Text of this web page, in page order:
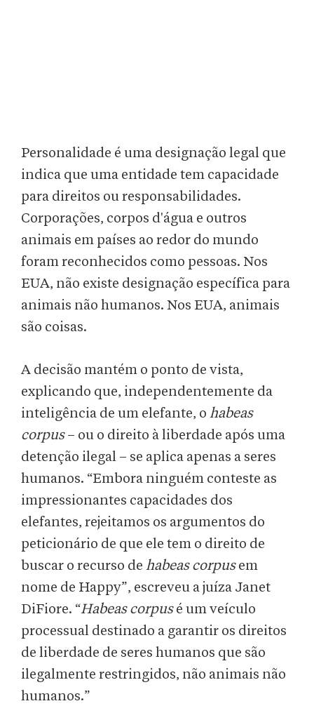
Personalidade é uma designação legal que
indica que uma entidade tem capacidade
para direitos ou responsabilidades.
Corporações, corpos d'água e outros
animais em países ao redor do mundo
foram reconhecidos como pessoas. Nos
EUA, não existe designação específica para
animais não humanos. Nos EUA, animais
são coisas.
A decisão mantém o ponto de vista,
explicando que, independentemente da
inteligência de um elefante, o habeas
corpus– ou o direito à liberdade após uma
detenção ilegal – se aplica apenas a seres
humanos. “Embora ninguém conteste as
impressionantes capacidades dos
elefantes, rejeitamos os argumentos do
peticionário de que ele tem o direito de
buscar o recurso de habeas corpusem
nome de Happy”, escreveu a juíza Janet
DiFiore. “Habeas corpusé um veículo
processual destinado a garantir os direitos
de liberdade de seres humanos que são
ilegalmente restringidos, não animais não
humanos.”